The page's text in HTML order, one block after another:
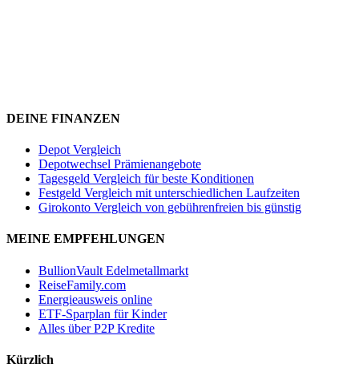
DEINE FINANZEN
Depot Vergleich
Depotwechsel Prämienangebote
Tagesgeld Vergleich für beste Konditionen
Festgeld Vergleich mit unterschiedlichen Laufzeiten
Girokonto Vergleich von gebührenfreien bis günstig
MEINE EMPFEHLUNGEN
BullionVault Edelmetallmarkt
ReiseFamily.com
Energieausweis online
ETF-Sparplan für Kinder
Alles über P2P Kredite
Kürzlich